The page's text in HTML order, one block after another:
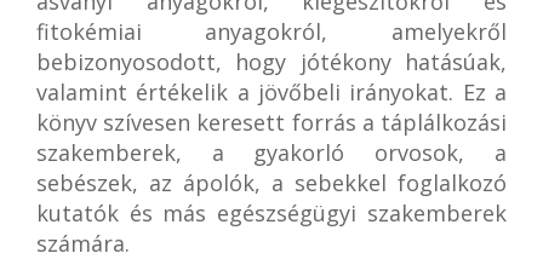
fitokémiai anyagokról, amelyekről
bebizonyosodott, hogy jótékony hatásúak,
valamint értékelik a jövőbeli irányokat. Ez a
könyv szívesen keresett forrás a táplálkozási
szakemberek, a gyakorló orvosok, a
sebészek, az ápolók, a sebekkel foglalkozó
kutatók és más egészségügyi szakemberek
számára.